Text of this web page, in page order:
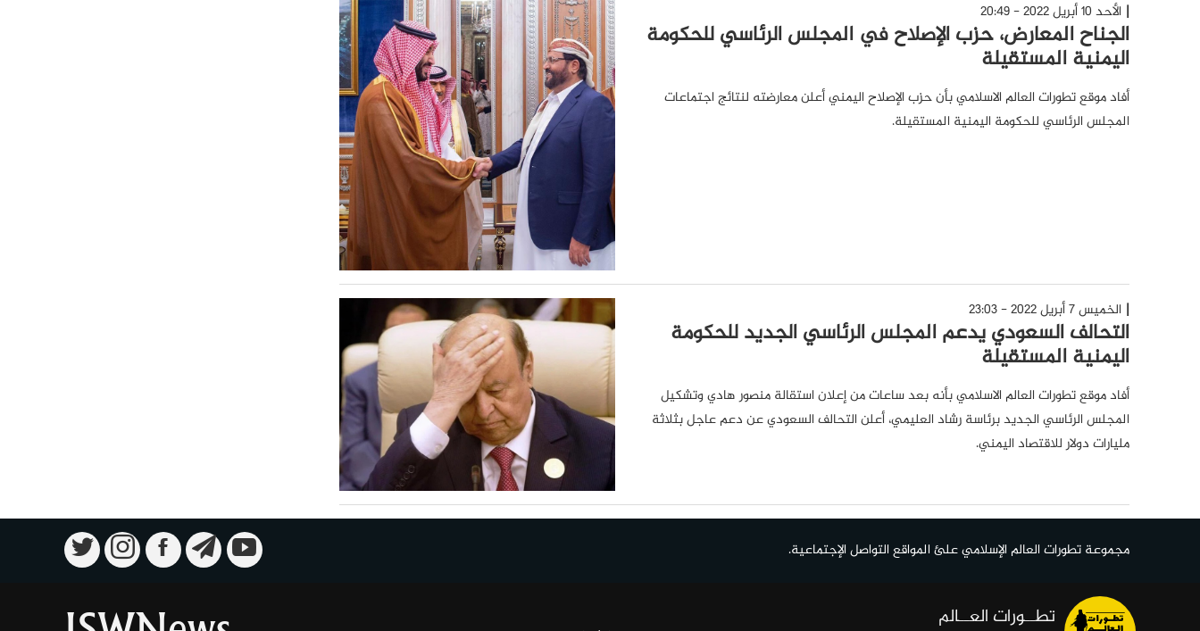
الأحد 10 أبريل 2022 - 20:49
الجناح المعارض، حزب الإصلاح في المجلس الرئاسي للحكومة
اليمنية المستقيلة
أفاد موقع تطورات العالم الاسلامي بأن حزب الإصلاح اليمني أعلن معارضته لنتائج اجتماعات
المجلس الرئاسي للحكومة اليمنية المستقيلة.
الخميس 7 أبريل 2022 - 23:03
التحالف السعودي يدعم المجلس الرئاسي الجديد للحكومة
اليمنية المستقيلة
أفاد موقع تطورات العالم الاسلامي بأنه بعد ساعات من إعلان استقالة منصور هادي وتشكيل
المجلس الرئاسي الجديد برئاسة رشاد العليمي، أعلن التحالف السعودي عن دعم عاجل بثلاثة
مليارات دولار للاقتصاد اليمني.
مجموعة تطورات العالم الإسلامي علئ المواقع التواصل الإجتماعية.
تطــورات العــالم